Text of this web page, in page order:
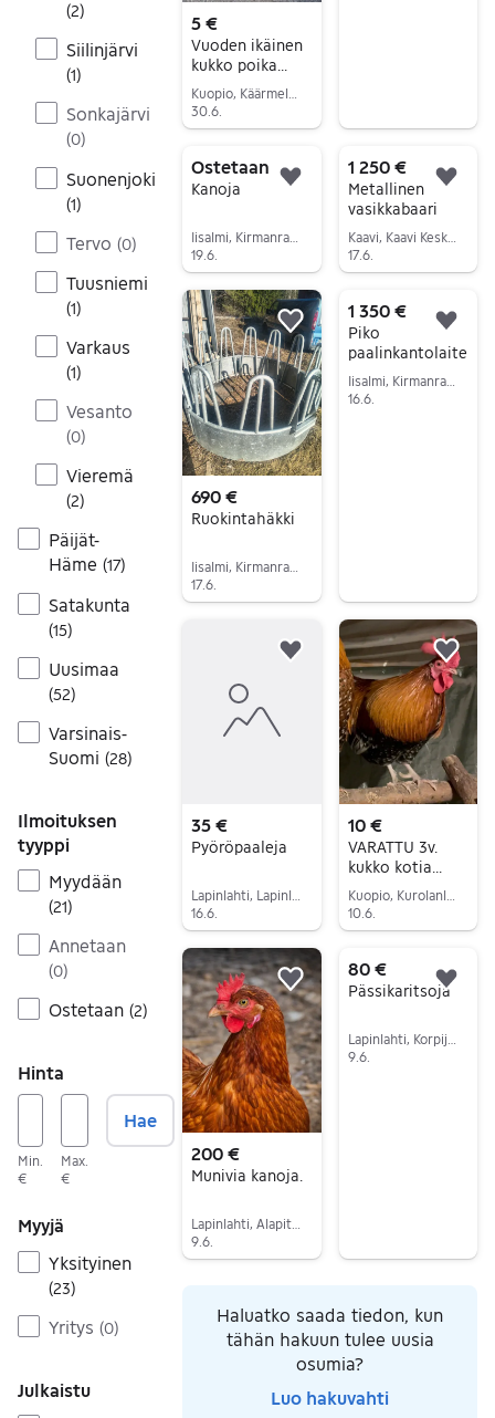
(2)
Siilinjärvi
(1)
Sonkajärvi
(0)
Suonenjoki
(1)
Tervo (0)
Tuusniemi
(1)
Varkaus
(1)
Vesanto
(0)
Vieremä
(2)
Päijät-
Häme (17)
Satakunta
(15)
Uusimaa
(52)
Varsinais-
Suomi (28)
Ilmoituksen
tyyppi
Myydään
(21)
Annetaan
(0)
Ostetaan (2)
Hinta
Min.
€
Max.
€
Hae
Myyjä
Yksityinen
(23)
Yritys (0)
Julkaistu
5 €
Vuoden ikäinen
kukko poika
etsii hyvää
kotia!
30.6.
Ostetaan
Kanoja
19.6.
Lisää suosikiksi.
1 250 €
Metallinen
vasikkabaari
Kaavi, Kaavi Keskus, Pohjois-Savo
17.6.
690 €
Ruokintahäkki
17.6.
Lisää suosikiksi.
1 350 €
Piko
paalinkantolaite
Iisalmi, Kirmanranta, Pohjois-Savo
16.6.
35 €
Pyöröpaaleja
16.6.
Lisää suosikiksi.
10 €
VARATTU 3v.
kukko kotia
vailla
10.6.
200 €
Munivia kanoja.
9.6.
Lisää suosikiksi.
80 €
Pässikaritsoja
9.6.
Haluatko saada tiedon, kun
tähän hakuun tulee uusia
osumia?
Luo hakuvahti